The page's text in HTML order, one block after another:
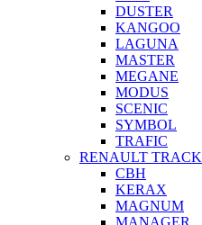
DUSTER
KANGOO
LAGUNA
MASTER
MEGANE
MODUS
SCENIC
SYMBOL
TRAFIC
RENAULT TRACK
CBH
KERAX
MAGNUM
MANAGER